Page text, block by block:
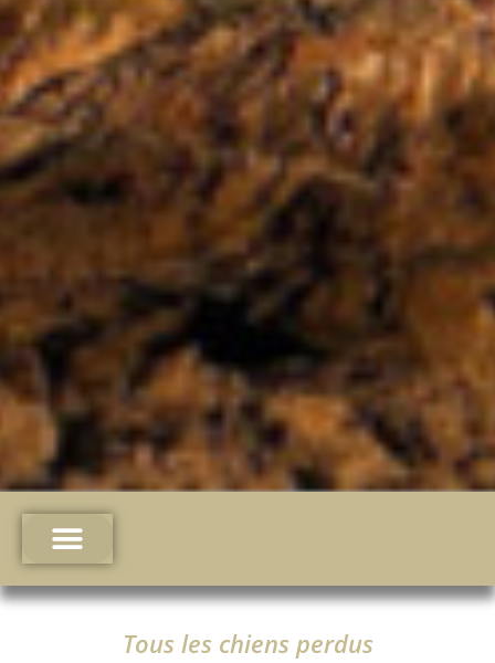
Tous les chiens perdus